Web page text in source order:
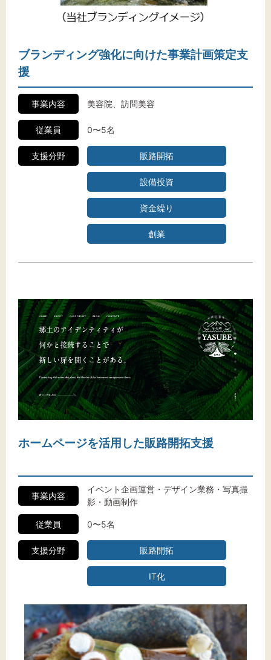
ブランディング強化に向けた事業計画策定支
援
事業内容 美容院、訪問美容
従業員 0〜5名
支援分野 販路開拓
設備投資
資金繰り
創業
ホームページを活用した販路開拓支援
事業内容
イベント企画運営・デザイン業務・写真撮
影・動画制作
従業員 0〜5名
支援分野 販路開拓
IT化